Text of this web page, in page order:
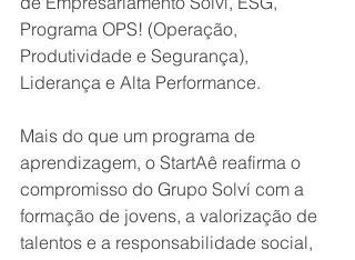
Programa OPS! (Operação,
Produtividade e Segurança),
Liderança e Alta Performance.
Mais do que um programa de
aprendizagem, o StartAê reafirma o
compromisso do Grupo Solví com a
formação de jovens, a valorização de
talentos e a responsabilidade social,